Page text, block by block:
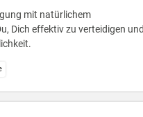
mit natürlichem
Dich effektiv zu verteidigen